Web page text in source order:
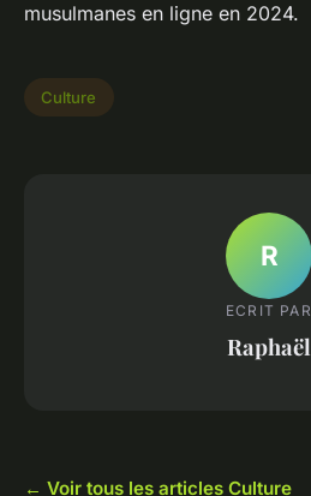
musulmanes en ligne en 2024.
Culture
R
ECRIT PAR
Raphaël
← Voir tous les articles Culture